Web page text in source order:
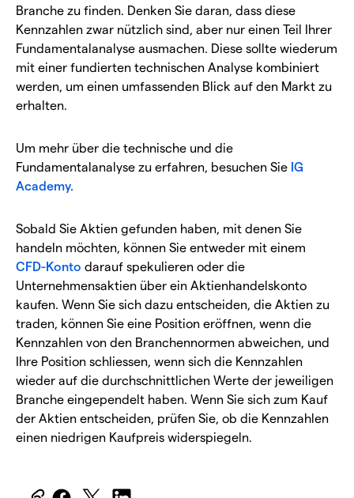
Branche zu finden. Denken Sie daran, dass diese
Kennzahlen zwar nützlich sind, aber nur einen Teil Ihrer
Fundamentalanalyse ausmachen. Diese sollte wiederum
mit einer fundierten technischen Analyse kombiniert
werden, um einen umfassenden Blick auf den Markt zu
erhalten.
Um mehr über die technische und die
Fundamentalanalyse zu erfahren, besuchen Sie IG
Academy.
Sobald Sie Aktien gefunden haben, mit denen Sie
handeln möchten, können Sie entweder mit einem
CFD-Konto darauf spekulieren oder die
Unternehmensaktien über ein Aktienhandelskonto
kaufen. Wenn Sie sich dazu entscheiden, die Aktien zu
traden, können Sie eine Position eröffnen, wenn die
Kennzahlen von den Branchennormen abweichen, und
Ihre Position schliessen, wenn sich die Kennzahlen
wieder auf die durchschnittlichen Werte der jeweiligen
Branche eingependelt haben. Wenn Sie sich zum Kauf
der Aktien entscheiden, prüfen Sie, ob die Kennzahlen
einen niedrigen Kaufpreis widerspiegeln.